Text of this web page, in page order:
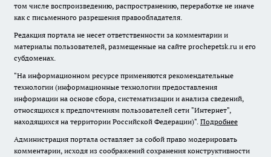
том числе воспроизведению, распространению, переработке не иначе
как с письменного разрешения правообладателя.
Редакция портала не несет ответственности за комментарии и
материалы пользователей, размещенные на сайте prochepetsk.ru и его
субдоменах.
"На информационном ресурсе применяются рекомендательные
технологии (информационные технологии предоставления
информации на основе сбора, систематизации и анализа сведений,
относящихся к предпочтениям пользователей сети "Интернет",
находящихся на территории Российской Федерации)". Подробнее
Администрация портала оставляет за собой право модерировать
комментарии, исходя из соображений сохранения конструктивности